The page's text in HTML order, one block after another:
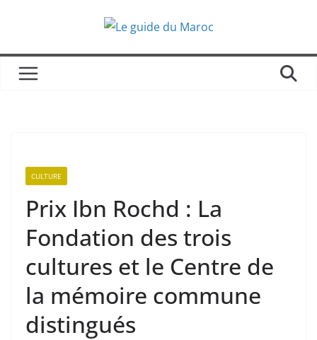
CULTURE
Prix Ibn Rochd : La
Fondation des trois
cultures et le Centre de
la mémoire commune
distingués